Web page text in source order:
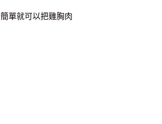
單就可以把雞胸肉